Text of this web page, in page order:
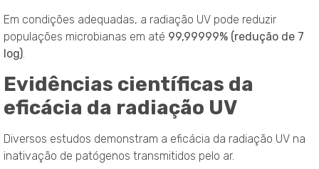
Em condições adequadas, a radiação UV pode reduzir
populações microbianas em até 99,99999% (redução de 7
log)
Evidências científicas da
eficácia da radiação UV
Diversos estudos demonstram a eficácia da radiação UV na
inativação de patógenos transmitidos pelo ar.